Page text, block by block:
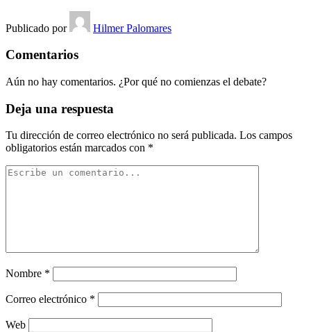
Publicado por Hilmer Palomares
Comentarios
Aún no hay comentarios. ¿Por qué no comienzas el debate?
Deja una respuesta
Tu dirección de correo electrónico no será publicada. Los campos
obligatorios están marcados con *
Nombre *
Correo electrónico *
Web